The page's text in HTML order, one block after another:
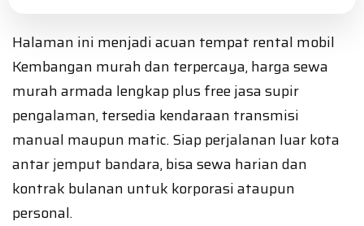
Halaman ini menjadi acuan tempat rental mobil
Kembangan murah dan terpercaya, harga sewa
murah armada lengkap plus free jasa supir
pengalaman, tersedia kendaraan transmisi
manual maupun matic. Siap perjalanan luar kota
antar jemput bandara, bisa sewa harian dan
kontrak bulanan untuk korporasi ataupun
personal.